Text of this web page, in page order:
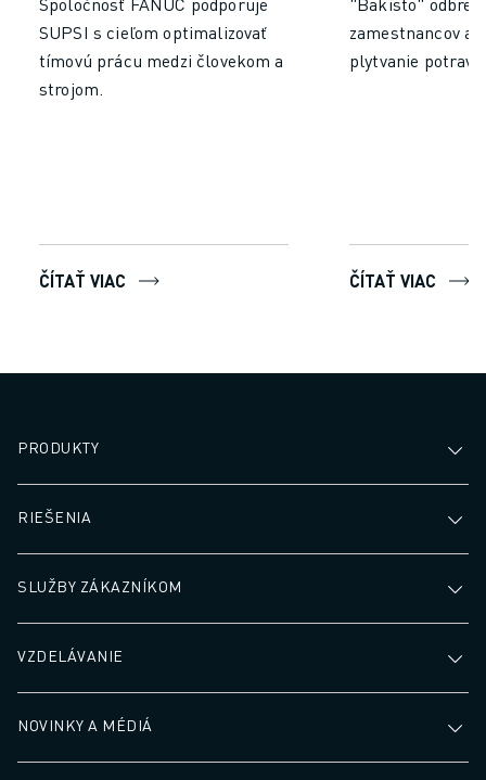
SUPSI s cieľom optimalizovať
tímovú prácu medzi človekom a
strojom.
ČÍTAŤ VIAC
zamestnancov a
plytvanie
ČÍTAŤ VIAC
PRODUKTY
RIEŠENIA
SLUŽBY ZÁKAZNÍKOM
VZDELÁVANIE
NOVINKY A MÉDIÁ